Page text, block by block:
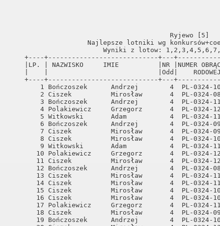
+----
|LP. | NAZWISKO     IMIE
|    |
+----
1 Bończoszek
2 Ciszek
3 Bończoszek
4 Polakiewicz
5 Witkowski
6 Bończoszek
7 Ciszek
8 Ciszek
9 Witkowski
10 Polakiewicz
11 Ciszek
12 Bończoszek
13 Ciszek
14 Ciszek
15 Ciszek
16 Ciszek
17 Polakiewicz
18 Ciszek
19 Bończoszek